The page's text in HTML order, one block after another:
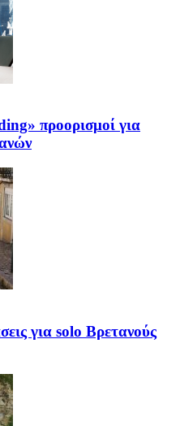
προορισμοί για
για solo Βρετανούς